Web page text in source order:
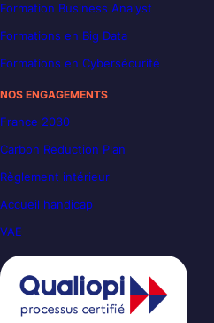
Formation Business Analyst
Formations en Big Data
Formations en Cybersécurité
NOS ENGAGEMENTS
France 2030
Carbon Reduction Plan
Règlement intérieur
Accueil handicap
VAE